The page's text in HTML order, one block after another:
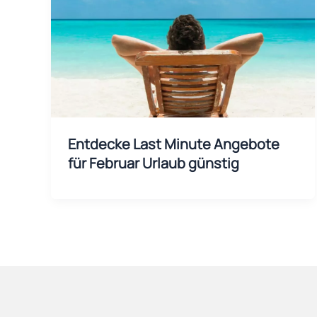
Entdecke Last Minute Angebote
für Februar Urlaub günstig